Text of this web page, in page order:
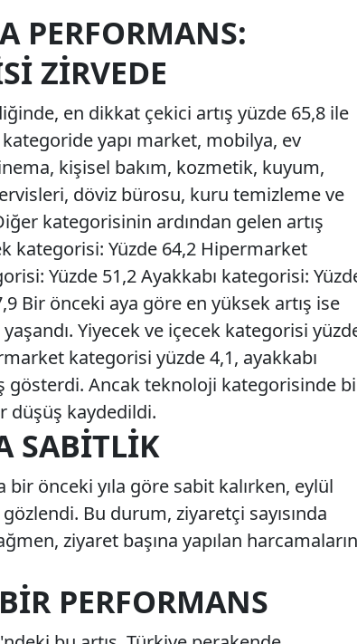
PERFORMANS:
ZIRVEDE
en dikkat çekici artış yüzde 65,8 ile
yapı market, mobilya, ev
kişisel bakım, kozmetik, kuyum,
döviz bürosu, kuru temizleme ve
kategorisinin ardından gelen artış
kategorisi: Yüzde 64,2 Hipermarket
Yüzde 51,2 Ayakkabı kategorisi:
Bir önceki aya göre en yüksek artış ise
Yiyecek ve içecek kategorisi
kategorisi yüzde 4,1, ayakkabı
gösterdi. Ancak teknoloji kategorisinde
düşüş kaydedildi.
SABITLIK
bir önceki yıla göre sabit kalırken, eylül
Bu durum, ziyaretçi sayısında
ziyaret başına yapılan harcamaların
PERFORMANS